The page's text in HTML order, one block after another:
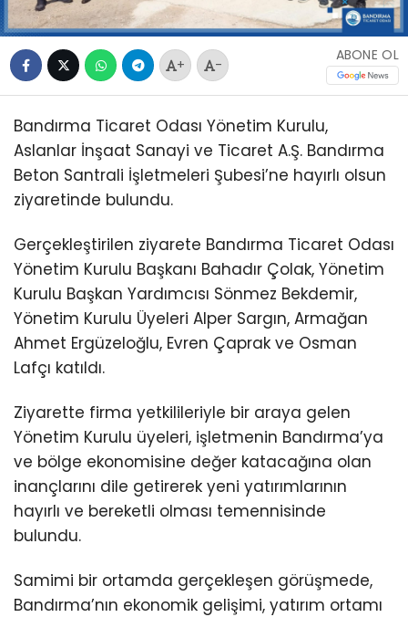
+ -
ABONE OL
Bandırma Ticaret Odası Yönetim Kurulu,
Aslanlar İnşaat Sanayi ve Ticaret A.Ş. Bandırma
Beton Santrali İşletmeleri Şubesi’ne hayırlı olsun
ziyaretinde bulundu.
Gerçekleştirilen ziyarete Bandırma Ticaret Odası
Yönetim Kurulu Başkanı Bahadır Çolak, Yönetim
Kurulu Başkan Yardımcısı Sönmez Bekdemir,
Yönetim Kurulu Üyeleri Alper Sargın, Armağan
Ahmet Ergüzeloğlu, Evren Çaprak ve Osman
Lafçı katıldı.
Ziyarette firma yetkilileriyle bir araya gelen
Yönetim Kurulu üyeleri, işletmenin Bandırma’ya
ve bölge ekonomisine değer katacağına olan
inançlarını dile getirerek yeni yatırımlarının
hayırlı ve bereketli olması temennisinde
bulundu.
Samimi bir ortamda gerçekleşen görüşmede,
Bandırma’nın ekonomik gelişimi, yatırım ortamı